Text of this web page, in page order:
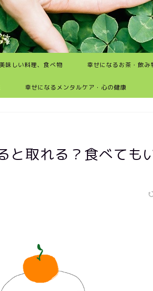
味しい料理、食べ物 幸せになるお茶・飲み
幸せになるメンタルケア・心の健康
と取れる？食べても